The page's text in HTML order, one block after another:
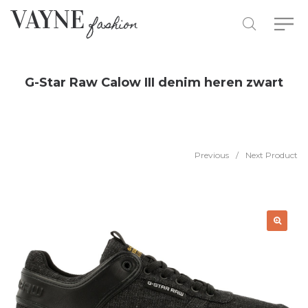
G-Star Raw Calow III denim heren zwart
Previous / Next Product